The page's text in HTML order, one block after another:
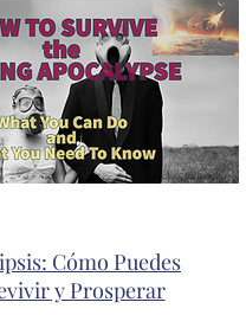
Cómo Puedes
y Prosperar